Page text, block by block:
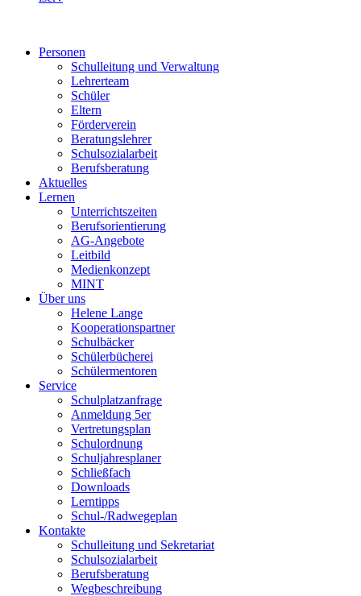
Personen
Schulleitung und Verwaltung
Lehrerteam
Schüler
Eltern
Förderverein
Beratungslehrer
Schulsozialarbeit
Berufsberatung
Aktuelles
Lernen
Unterrichtszeiten
Berufsorientierung
AG-Angebote
Leitbild
Medienkonzept
MINT
Über uns
Helene Lange
Kooperationspartner
Schulbäcker
Schülerbücherei
Schülermentoren
Service
Schulplatzanfrage
Anmeldung 5er
Vertretungsplan
Schulordnung
Schuljahresplaner
Schließfach
Downloads
Lerntipps
Schul-/Radwegeplan
Kontakte
Schulleitung und Sekretariat
Schulsozialarbeit
Berufsberatung
Wegbeschreibung